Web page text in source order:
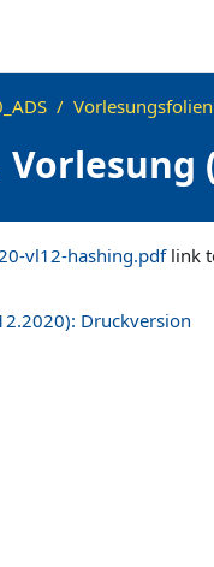
Vorlesungsfolien
Vorlesung
vl12-hashing.pdflink
Druckversion